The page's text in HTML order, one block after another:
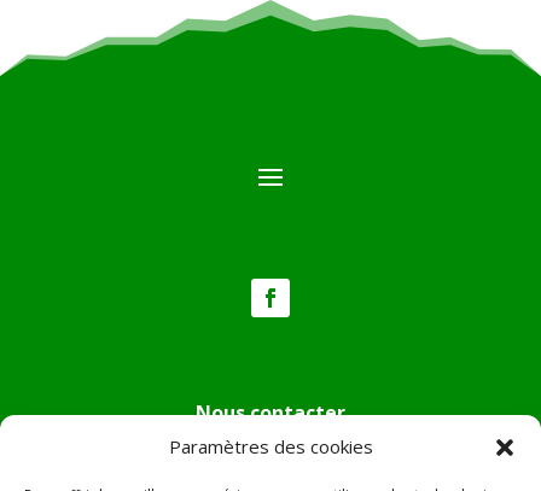
Paramètres des cookies
Nous contacter
Tél :04.95.36.24.02
Mail: mairie.pietradiverde@wanadoo.fr